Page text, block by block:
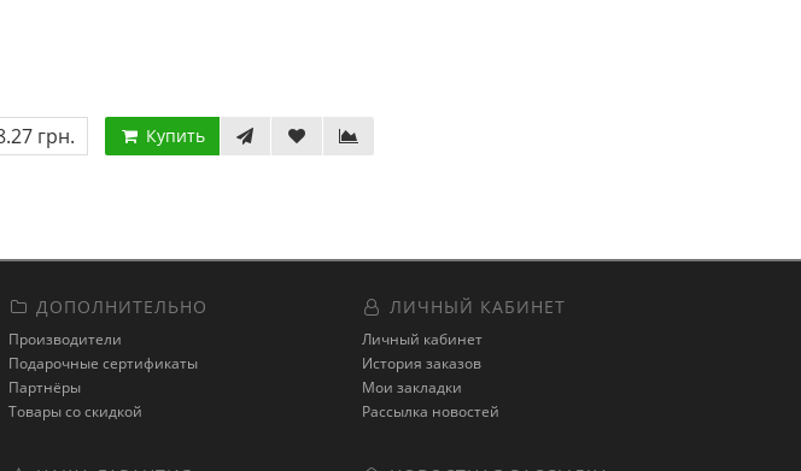
грн. Купить
ДОПОЛНИТЕЛЬНО
Производители
Подарочные сертификаты
Партнёры
Товары со скидкой
ЛИЧНЫЙ КАБИНЕТ
Личный кабинет
История заказов
Мои закладки
Рассылка новостей